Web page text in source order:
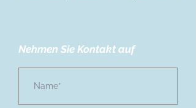
Nehmen Sie Kontakt auf